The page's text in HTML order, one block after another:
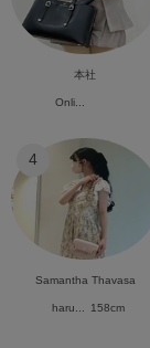
本社
Onli...
4
Samantha Thavasa
haru... 158cm